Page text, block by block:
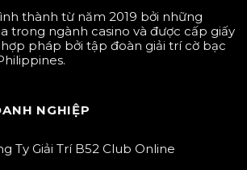
thành từ năm 2019 bởi những
trong ngành casino và được cấp giấy
pháp bởi tập đoàn giải trí cờ bạc
NGHIỆP
Ty Giải Trí B52 Club Online